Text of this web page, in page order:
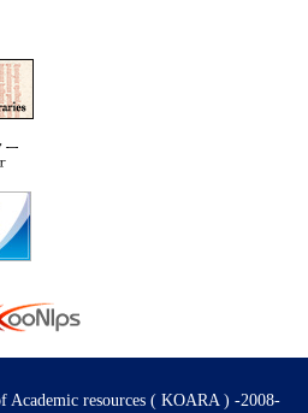
Academic resources ( KOARA ) -2008-